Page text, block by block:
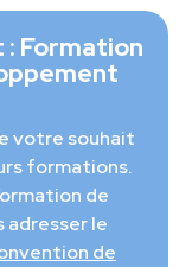
Formation
votre souhait
formations.
de
le
de